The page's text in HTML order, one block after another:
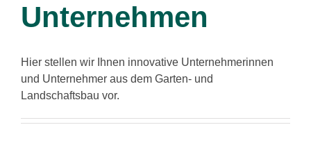
Unternehmen
Hier stellen wir Ihnen innovative Unternehmerinnen
und Unternehmer aus dem Garten- und
Landschaftsbau vor.